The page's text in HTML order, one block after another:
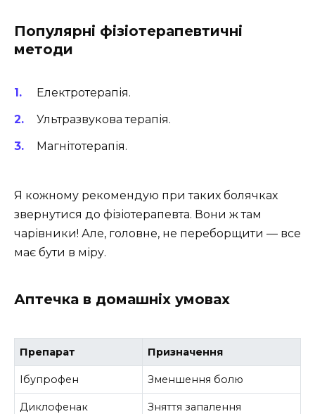
Популярні фізіотерапевтичні
методи
Електротерапія.
Ультразвукова терапія.
Магнітотерапія.
Я кожному рекомендую при таких болячках
звернутися до фізіотерапевта. Вони ж там
чарівники! Але, головне, не переборщити — все
має бути в міру.
Аптечка в домашніх умовах
Препарат Призначення
Ібупрофен Зменшення болю
Диклофенак Зняття запалення